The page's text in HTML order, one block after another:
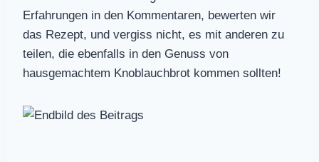
Erfahrungen in den Kommentaren, bewerten wir
das Rezept, und vergiss nicht, es mit anderen zu
teilen, die ebenfalls in den Genuss von
hausgemachtem Knoblauchbrot kommen sollten!